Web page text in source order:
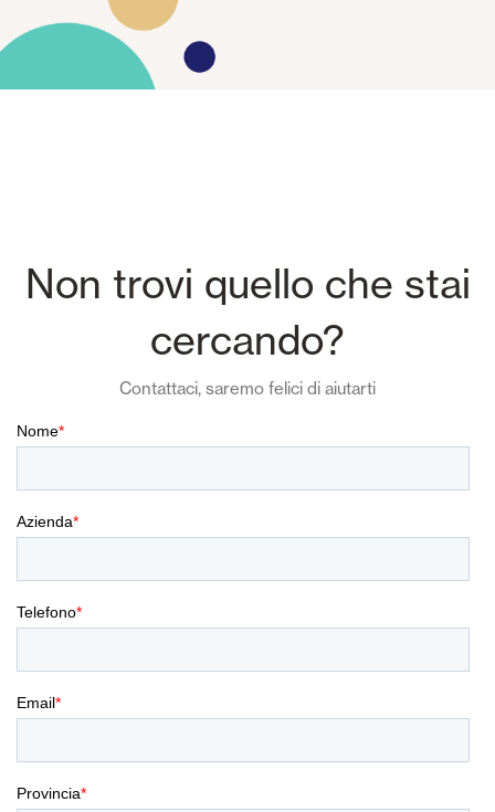
Non trovi quello che stai
cercando?
Contattaci, saremo felici di aiutarti